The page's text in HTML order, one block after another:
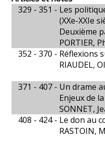
329 - 351 - Les
(XXe-XXIe
Deuxième
PORTIER,
352 - 370 - Réflexions
RIAUDEL,
371 - 407 - Un drame
Enjeux de
SONNET,
408 - 424 - Le don au
RASTOIN,